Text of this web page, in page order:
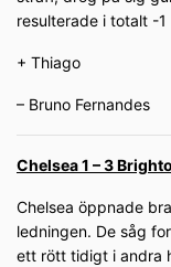
resulterade i totalt -1
+ Thiago
– Bruno Fernandes
Chelsea 1 – 3
Chelsea öppnade
ledningen. De såg
ett rött tidigt i andra